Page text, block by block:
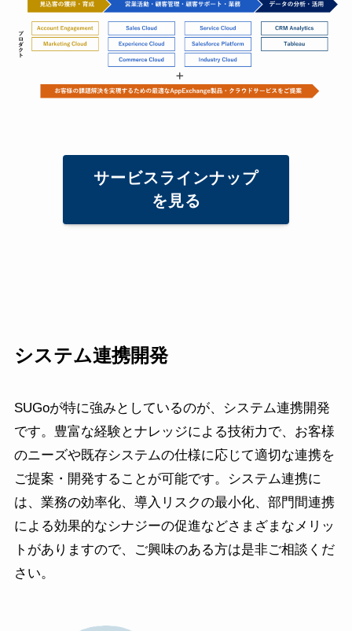
サービスラインナップ
を見る
システム連携開発
SUGoが特に強みとしているのが、システム連携開発
です。豊富な経験とナレッジによる技術力で、お客様
のニーズや既存システムの仕様に応じて適切な連携を
ご提案・開発することが可能です。システム連携に
は、業務の効率化、導入リスクの最小化、部門間連携
による効果的なシナジーの促進などさまざまなメリッ
トがありますので、ご興味のある方は是非ご相談くだ
さい。